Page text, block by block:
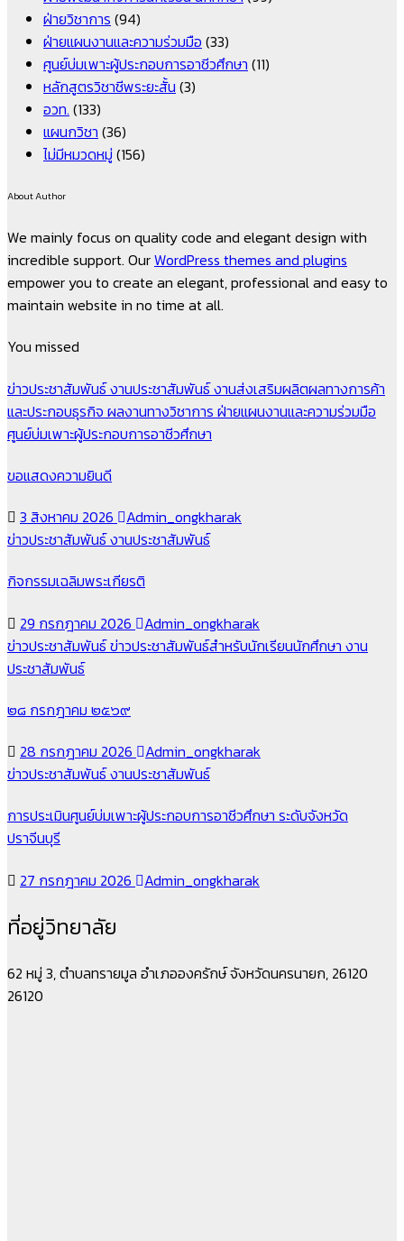
ฝ่ายวิชาการ (94)
ฝ่ายแผนงานและความร่วมมือ (33)
ศูนย์บ่มเพาะผู้ประกอบการอาชีวศึกษา (11)
หลักสูตรวิชาชีพระยะสั้น (3)
อวท. (133)
แผนกวิชา (36)
ไม่มีหมวดหมู่ (156)
About Author
We mainly focus on quality code and elegant design with
incredible support. OurWordPress themes and plugins
empower you to create an elegant, professional and easy to
maintain website in no time at all.
You missed
ข่าวประชาสัมพันธ์งานประชาสัมพันธ์งานส่งเสริมผลิตผลทางการค้า
และประกอบธุรกิจ ผลงานทางวิชาการ ฝ่ายแผนงานและความร่วมมือ
ศูนย์บ่มเพาะผู้ประกอบการอาชีวศึกษา
ขอแสดงความยินดี
3 สิงหาคม 2026
Admin_ongkharak
ข่าวประชาสัมพันธ์งานประชาสัมพันธ์
กิจกรรมเฉลิมพระเกียรติ
29 กรกฎาคม 2026
Admin_ongkharak
ข่าวประชาสัมพันธ์ข่าวประชาสัมพันธ์สำหรับนักเรียนนักศึกษา งาน
ประชาสัมพันธ์
๒๘ กรกฎาคม ๒๕๖๙
28 กรกฎาคม 2026
Admin_ongkharak
ข่าวประชาสัมพันธ์งานประชาสัมพันธ์
การประเมินศูนย์บ่มเพาะผู้ประกอบการอาชีวศึกษา ระดับจังหวัด
ปราจีนบุรี
27 กรกฎาคม 2026
Admin_ongkharak
ที่อยู่วิทยาลัย
62 หมู่ 3, ตำบลทรายมูล อำเภอองครักษ์ จังหวัดนครนายก, 26120
26120